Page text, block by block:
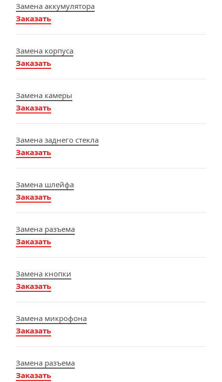
Замена аккумулятора
Заказать
Замена корпуса
Заказать
Замена камеры
Заказать
Замена заднего стекла
Заказать
Замена шлейфа
Заказать
Замена разъема
Заказать
Замена кнопки
Заказать
Замена микрофона
Заказать
Замена разъема
Заказать